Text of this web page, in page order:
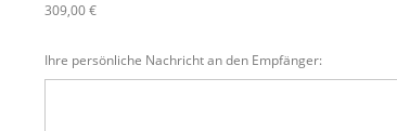
309,00 €
Ihre persönliche Nachricht an den Empfänger: